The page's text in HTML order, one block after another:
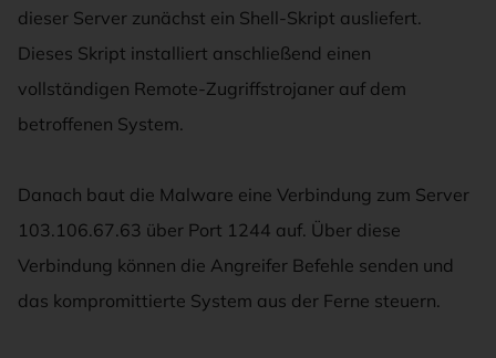
dieser Server zunächst ein Shell-Skript ausliefert.
Dieses Skript installiert anschließend einen
vollständigen Remote-Zugriffstrojaner auf dem
betroffenen System.
Danach baut die Malware eine Verbindung zum Server
103.106.67.63 über Port 1244 auf. Über diese
Verbindung können die Angreifer Befehle senden und
das kompromittierte System aus der Ferne steuern.